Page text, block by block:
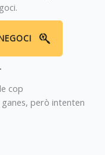
cop
però intenten